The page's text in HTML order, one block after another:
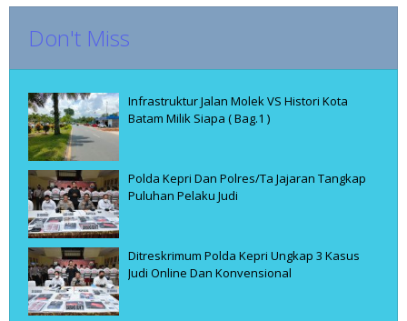
Don't Miss
Infrastruktur Jalan Molek VS Histori Kota
Batam Milik Siapa ( Bag.1 )
Polda Kepri Dan Polres/Ta Jajaran Tangkap
Puluhan Pelaku Judi
Ditreskrimum Polda Kepri Ungkap 3 Kasus
Judi Online Dan Konvensional